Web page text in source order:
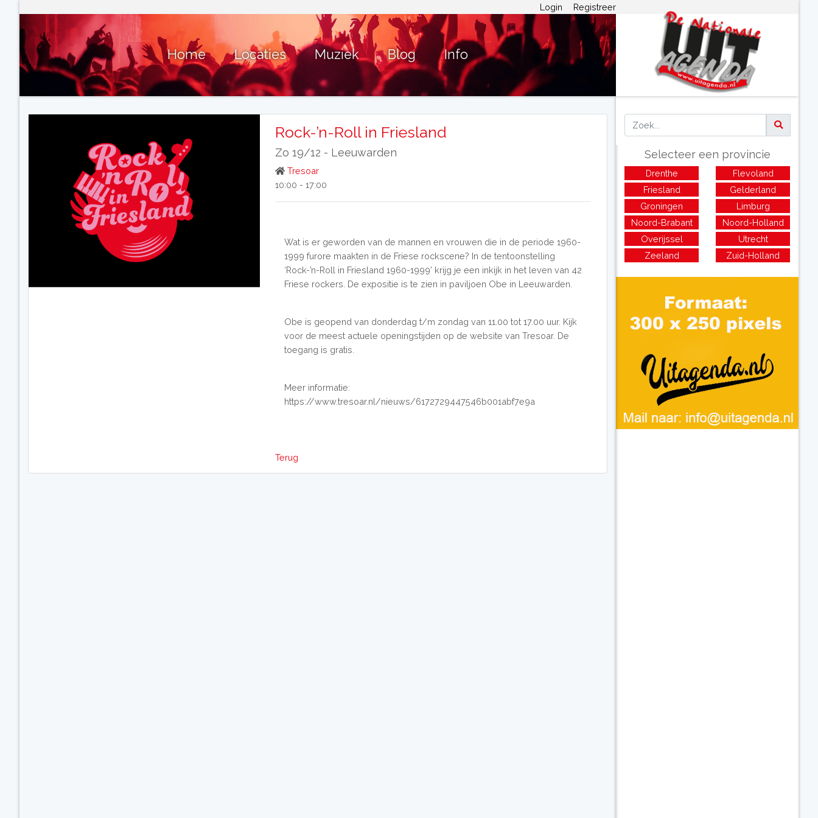
Login Registreer
Home Locaties Muziek Blog Info
Rock-’n-Roll in Friesland
Zo 19/12 - Leeuwarden
Tresoar
10:00 - 17:00
Wat is er geworden van de mannen en vrouwen die in de periode 1960-
1999 furore maakten in de Friese rockscene? In de tentoonstelling
‘Rock-’n-Roll in Friesland 1960-1999’ krijg je een inkijk in het leven van 42
Friese rockers. De expositie is te zien in paviljoen Obe in Leeuwarden.
Obe is geopend van donderdag t/m zondag van 11.00 tot 17.00 uur. Kijk
voor de meest actuele openingstijden op de website van Tresoar. De
toegang is gratis.
Meer informatie:
https://www.tresoar.nl/nieuws/6172729447546b001abf7e9a
Terug
Selecteer een provincie
Drenthe
Flevoland
Friesland
Gelderland
Groningen
Limburg
Noord-Brabant
Noord-Holland
Overijssel
Utrecht
Zeeland
Zuid-Holland